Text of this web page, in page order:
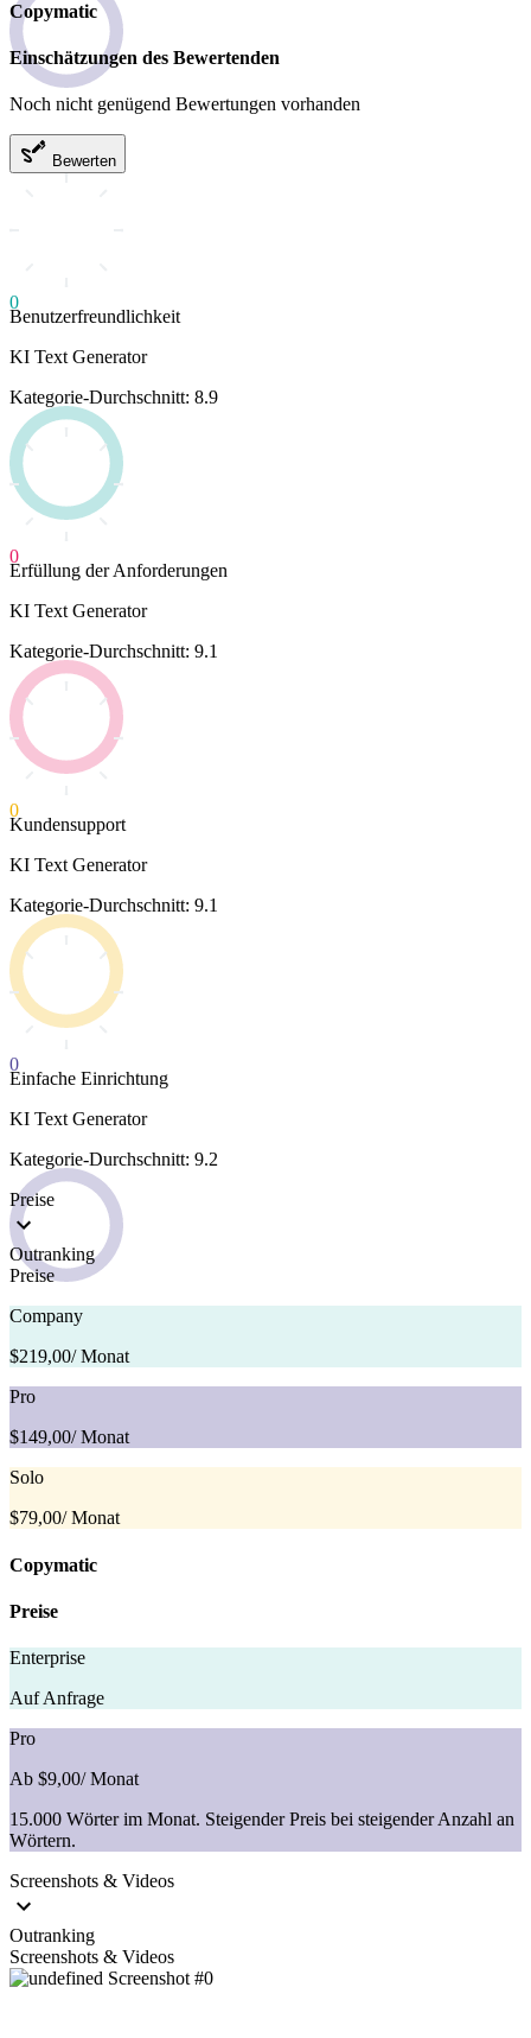
Copymatic
Einschätzungen des Bewertenden
Noch nicht genügend Bewertungen vorhanden
Bewerten
0
Benutzerfreundlichkeit
KI Text Generator
Kategorie-Durchschnitt: 8.9
0
Erfüllung der Anforderungen
KI Text Generator
Kategorie-Durchschnitt: 9.1
0
Kundensupport
KI Text Generator
Kategorie-Durchschnitt: 9.1
0
Einfache Einrichtung
KI Text Generator
Kategorie-Durchschnitt: 9.2
Preise
Outranking
Preise
Company
$219,00/ Monat
Pro
$149,00/ Monat
Solo
$79,00/ Monat
Copymatic
Preise
Enterprise
Auf Anfrage
Pro
Ab $9,00/ Monat
15.000 Wörter im Monat. Steigender Preis bei steigender Anzahl an
Wörtern.
Screenshots & Videos
Outranking
Screenshots & Videos